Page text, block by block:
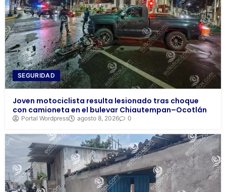
SEGURIDAD
Joven motociclista resulta lesionado tras choque
con camioneta en el bulevar Chiautempan–Ocotlán
Portal Wordpress agosto 8, 2026 0